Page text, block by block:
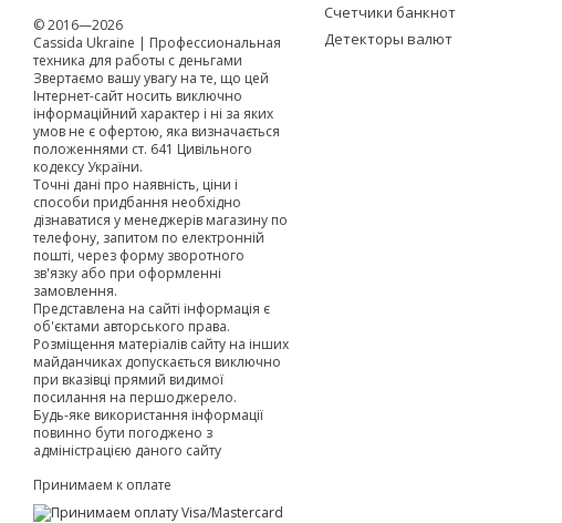
© 2016—2026
Cassida Ukraine | Профессиональная
техника для работы с деньгами
Звертаємо вашу увагу на те, що цей
Інтернет-сайт носить виключно
інформаційний характер і ні за яких
умов не є офертою, яка визначається
положеннями ст. 641 Цивільного
кодексу України.
Точні дані про наявність, ціни і
способи придбання необхідно
дізнаватися у менеджерів магазину по
телефону, запитом по електронній
пошті, через форму зворотного
зв'язку або при оформленні
замовлення.
Представлена на сайті інформація є
об'єктами авторського права.
Розміщення матеріалів сайту на інших
майданчиках допускається виключно
при вказівці прямий видимої
посилання на першоджерело.
Будь-яке використання інформації
повинно бути погоджено з
адміністрацією даного сайту
Принимаем к оплате
Счетчики банкнот
Детекторы валют